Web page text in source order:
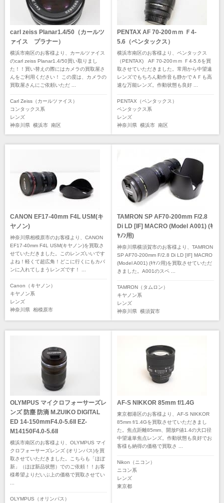
carl zeiss Planar1.4/50（カールツ
ァイス プラナー）
横浜市南区のお客様より、カールツァイス
のcarl zeiss Planar1.4/50買い取りまし
た！！買い替えの際にはカメラの買取屋さ
んをご利用ください！ この度は、カメラの
買取屋さんにご依頼いただ ...
Carl Zeiss（カールツァイス）
コンタックス系
レンズ
神奈川県 横浜市 南区
PENTAX AF 70-200ｍｍ Ｆ4-
5.6（ペンタックス）
横浜市南区のお客様より、ペンタックス
（PENTAX) AF 70-200ｍｍ Ｆ4-5.6を買
取させていただきました。常用から中望遠
レンズでもちろん動作音も静かでＡＦも高
速な万能レンズ。作動状態も良好 ...
PENTAX（ペンタックス）
ペンタックス系
レンズ
神奈川県 横浜市 南区
CANON EF17-40mm F4L USM(キ
ヤノン)
神奈川県相模原市のお客様より、CANON
EF17-40mm F4L USM(キヤノン)を買取さ
せていただきました。このレンズいいです
よね！軽くて超広角！どこに行くにもカバ
ンに入れてしまうレンズです！ ...
Canon（キヤノン）
キヤノン系
レンズ
神奈川県 相模原市
TAMRON SP AF70-200mm F/2.8
Di LD [IF] MACRO (Model A001) (ｷ
ﾔﾉﾝ用)
神奈川県横須賀市のお客様より、TAMRON
SP AF70-200mm F/2.8 Di LD [IF] MACRO
(Model A001) (ｷﾔﾉﾝ用)を買取させていただ
きました。A001のスペ ...
TAMRON（タムロン）
キヤノン系
レンズ
神奈川県 横須賀市
OLYMPUS マイクロフォーサーズレ
ンズ 防塵 防滴 M.ZUIKO DIGITAL
ED 14-150mmF4.0-5.6II EZ-
M14150F4.0-5.6II
横浜市南区のお客様より、OLYMPUS マイ
クロフォーサーズレンズ (オリンパス)を買
取させていただきました。こちらも「ほぼ
新」（ほぼ新品状態）でのご依頼！！お客
様希望よりだいぶ上の価格で買取させてい
OLYMPUS（オリンパス）
AF-S NIKKOR 85mm f/1.4G
東京都港区のお客様より、AF-S NIKKOR
85mm f/1.4Gを買取させていただきまし
た。焦点距離85mm、開放F値1.4の大口径
中望遠単焦点レンズ。作動状態も良好でお
客様も納得の価格で買取さ ...
Nikon（ニコン）
ニコン系
レンズ
東京都